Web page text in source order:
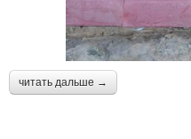
читать дальше →